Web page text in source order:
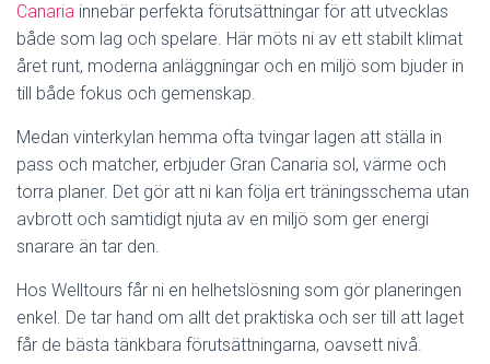
Canaria innebär perfekta förutsättningar för att utvecklas
både som lag och spelare. Här möts ni av ett stabilt klimat
året runt, moderna anläggningar och en miljö som bjuder in
till både fokus och gemenskap.
Medan vinterkylan hemma ofta tvingar lagen att ställa in
pass och matcher, erbjuder Gran Canaria sol, värme och
torra planer. Det gör att ni kan följa ert träningsschema utan
avbrott och samtidigt njuta av en miljö som ger energi
snarare än tar den.
Hos Welltours får ni en helhetslösning som gör planeringen
enkel. De tar hand om allt det praktiska och ser till att laget
får de bästa tänkbara förutsättningarna, oavsett nivå.